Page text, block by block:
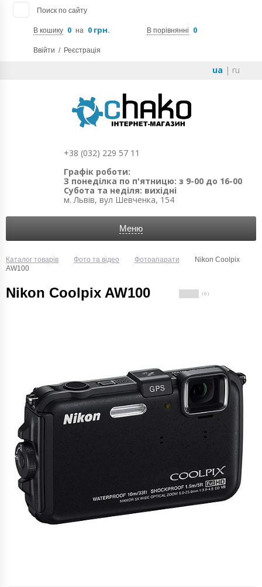
Поиск по сайту
В кошику 0 на 0 грн. В порівнянні 0
Ввійти / Реєстрація
ua | ru
+38 (032) 229 57 11
Графік роботи:
З понеділка по п'ятницю: з 9-00 до 16-00
Субота та неділя: вихідні
м. Львів, вул Шевченка, 154
Меню
Каталог товарів Фото та відео Фотоапарати
Nikon Coolpix
AW100
Nikon Coolpix AW100 ( 0 )